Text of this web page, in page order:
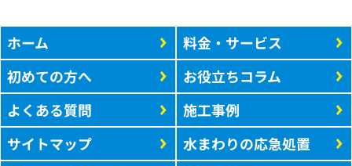
ホーム
初めての方へ
よくある質問
サイトマップ
料金・サービス
お役立ちコラム
施工事例
水まわりの応急処置